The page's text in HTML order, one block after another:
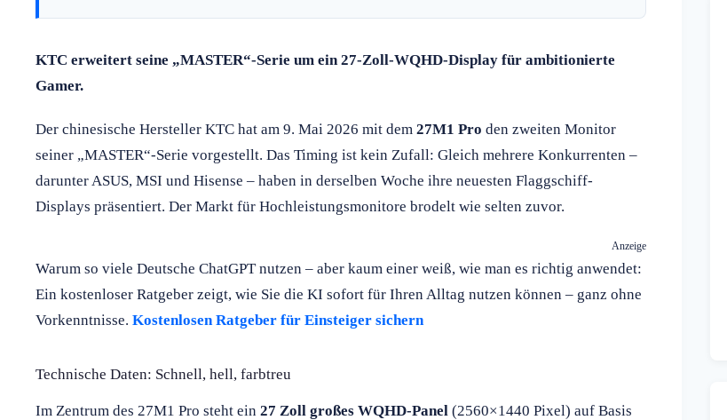
KTC erweitert seine „MASTER“-Serie um ein 27-Zoll-WQHD-Display für ambitionierte
Gamer.
Der chinesische Hersteller KTC hat am 9. Mai 2026 mit dem 27M1 Pro den zweiten Monitor
seiner „MASTER“-Serie vorgestellt. Das Timing ist kein Zufall: Gleich mehrere Konkurrenten –
darunter ASUS, MSI und Hisense – haben in derselben Woche ihre neuesten Flaggschiff-
Displays präsentiert. Der Markt für Hochleistungsmonitore brodelt wie selten zuvor.
Anzeige
Warum so viele Deutsche ChatGPT nutzen – aber kaum einer weiß, wie man es richtig anwendet:
Ein kostenloser Ratgeber zeigt, wie Sie die KI sofort für Ihren Alltag nutzen können – ganz ohne
Vorkenntnisse. Kostenlosen Ratgeber für Einsteiger sichern
Technische Daten: Schnell, hell, farbtreu
Im Zentrum des 27M1 Pro steht ein 27 Zoll großes WQHD-Panel (2560×1440 Pixel) auf Basis